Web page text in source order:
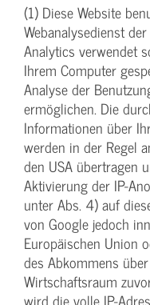
(1) Diese Website
Webanalysedienst
Analytics verwendet
Ihrem Computer
Analyse der
ermöglichen. Die
Informationen über
werden in der Regel
den USA übertragen
Aktivierung der IP-
unter Abs. 4) auf
von Google jedoch
Europäischen Union
des Abkommens
Wirtschaftsraum